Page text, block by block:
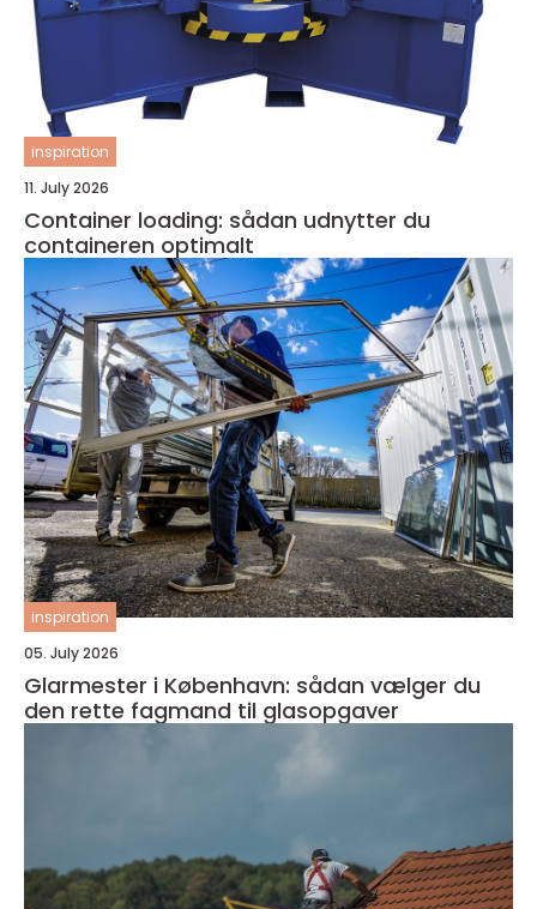
inspiration
11. July 2026
Container loading: sådan udnytter du
containeren optimalt
inspiration
05. July 2026
Glarmester i København: sådan vælger du
den rette fagmand til glasopgaver